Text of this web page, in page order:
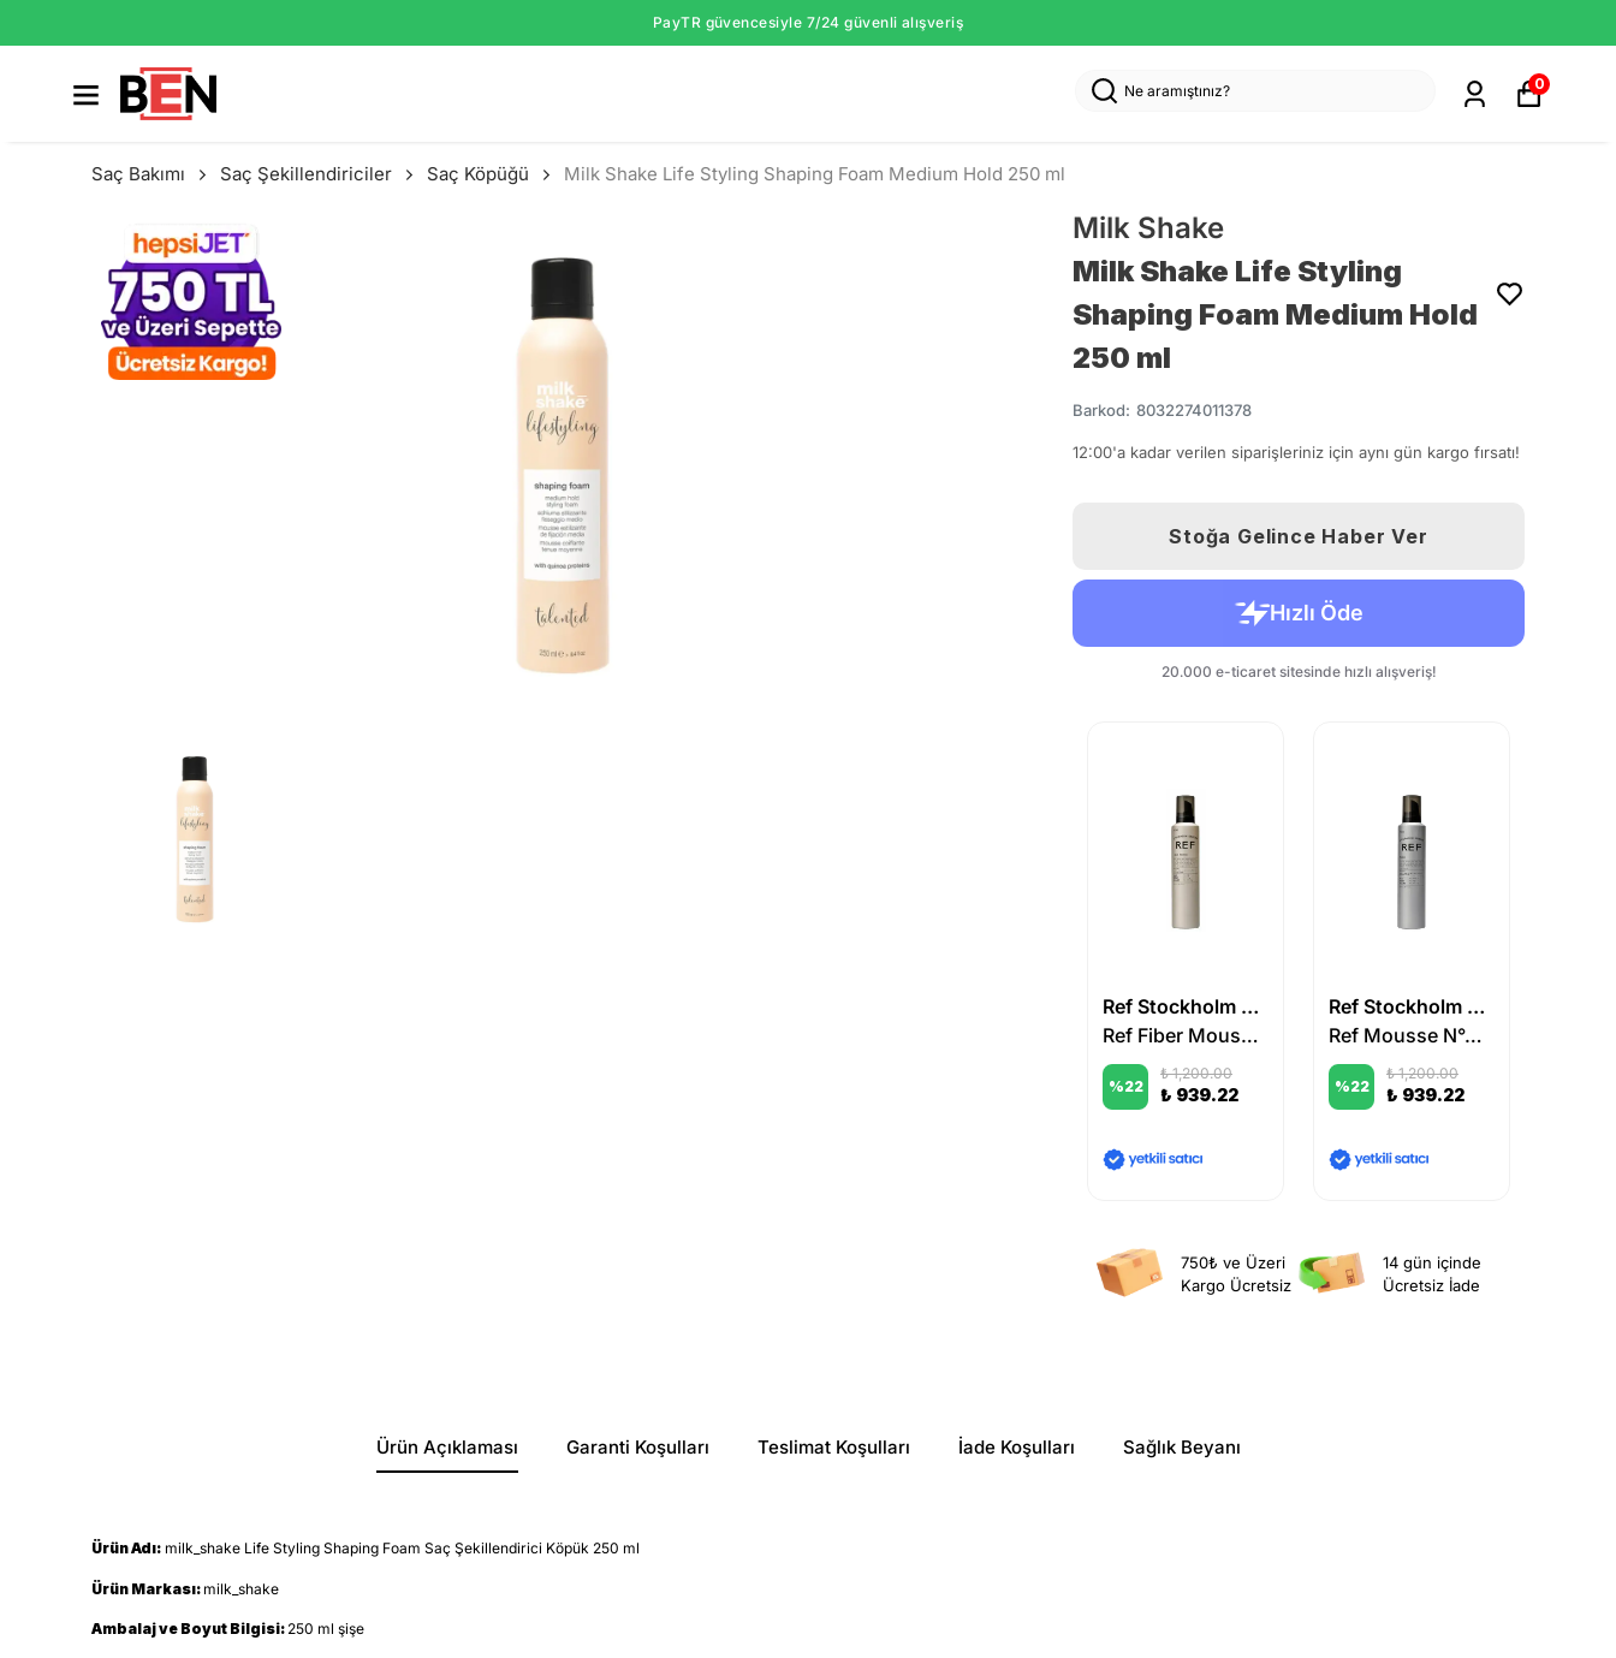
PayTR güvencesiyle 7/24 güvenli alışveriş
0
Saç Bakımı Saç Şekillendiriciler Saç Köpüğü Milk Shake Life Styling Shaping Foam Medium Hold 250 ml
Milk Shake
Milk Shake Life Styling
Shaping Foam Medium Hold
250 ml
Barkod: 8032274011378
12:00'a kadar verilen siparişleriniz için aynı gün kargo fırsatı!
Stoğa Gelince Haber Ver
Ref Stockholm Sweden
Ref Fiber Mousse N°345 250 ml
%22
₺ 1,200.00
₺ 939.22
Ref Stockholm Sweden
Ref Mousse N°435 250 ml
%22
₺ 1,200.00
₺ 939.22
750₺ ve Üzeri
Kargo Ücretsiz
14 gün içinde
Ücretsiz İade
Ürün Açıklaması Garanti Koşulları Teslimat Koşulları İade Koşulları Sağlık Beyanı
Ürün Adı: milk_shake Life Styling Shaping Foam Saç Şekillendirici Köpük 250 ml
Ürün Markası: milk_shake
Ambalaj ve Boyut Bilgisi: 250 ml şişe